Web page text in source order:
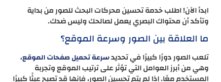
ابدأ الآن! اطلب خدمة تحسين محركات البحث للصور من بداية
وتأكد أن محتواك البصري يعمل لصالحك وليس ضدك.
ما العلاقة بين الصور وسرعة الموقع؟
تلعب الصور دورًا كبيرًا في تحديدسرعة تحميل صفحات الموقع،
وهي من أبرز العوامل التي تؤثر على ترتيب الموقع وتجربة
المستخدم معًا. إذا لم يتم تحسين الصور، فإنها قد تصبح عبئًا كبيرًا